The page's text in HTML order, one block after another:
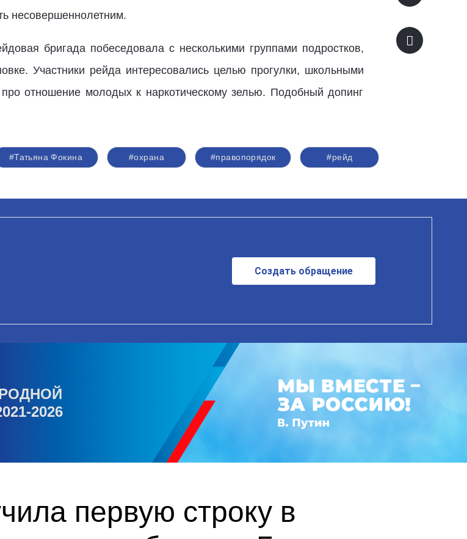
несовершеннолетним.
бригада побеседовала с несколькими группами подростков,
Участники рейда интересовались целью прогулки, школьными
отношение молодых к наркотическому зелью. Подобный допинг
#Татьяна Фокина #охрана #правопорядок #рейд
Создать обращение
2026
первую строку в